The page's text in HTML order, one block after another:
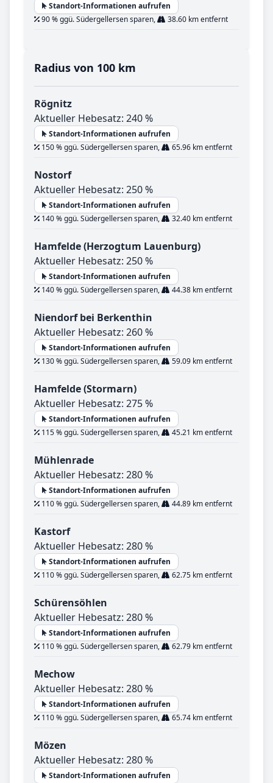
Standort-Informationen aufrufen
90 % ggü. Südergellersen sparen,
38.60 km entfernt
Radius von 100 km
Rögnitz
Aktueller Hebesatz: 240 %
Standort-Informationen aufrufen
150 % ggü. Südergellersen sparen,
65.96 km entfernt
Nostorf
Aktueller Hebesatz: 250 %
Standort-Informationen aufrufen
140 % ggü. Südergellersen sparen,
32.40 km entfernt
Hamfelde (Herzogtum Lauenburg)
Aktueller Hebesatz: 250 %
Standort-Informationen aufrufen
140 % ggü. Südergellersen sparen,
44.38 km entfernt
Niendorf bei Berkenthin
Aktueller Hebesatz: 260 %
Standort-Informationen aufrufen
130 % ggü. Südergellersen sparen,
59.09 km entfernt
Hamfelde (Stormarn)
Aktueller Hebesatz: 275 %
Standort-Informationen aufrufen
115 % ggü. Südergellersen sparen,
45.21 km entfernt
Mühlenrade
Aktueller Hebesatz: 280 %
Standort-Informationen aufrufen
110 % ggü. Südergellersen sparen,
44.89 km entfernt
Kastorf
Aktueller Hebesatz: 280 %
Standort-Informationen aufrufen
110 % ggü. Südergellersen sparen,
62.75 km entfernt
Schürensöhlen
Aktueller Hebesatz: 280 %
Standort-Informationen aufrufen
110 % ggü. Südergellersen sparen,
62.79 km entfernt
Mechow
Aktueller Hebesatz: 280 %
Standort-Informationen aufrufen
110 % ggü. Südergellersen sparen,
65.74 km entfernt
Mözen
Aktueller Hebesatz: 280 %
Standort-Informationen aufrufen